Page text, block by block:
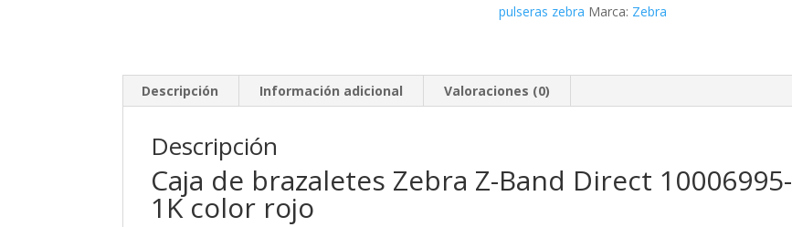
pulseras zebra Marca: Zebra
Descripción Información adicional Valoraciones (0)
Descripción
Caja de brazaletes Zebra Z-Band Direct 10006995-
1K color rojo